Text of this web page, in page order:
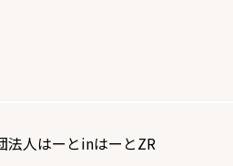
法人はーとinはーとZR